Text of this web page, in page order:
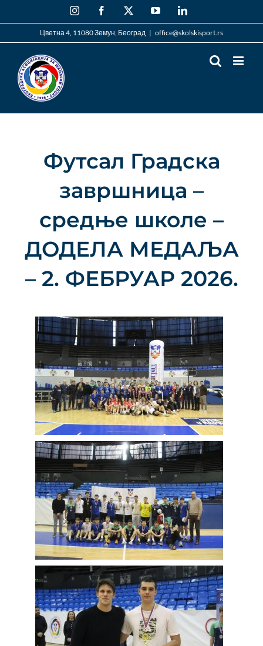
InstagramFacebook YouTubeLinkedIn
Цветна 4, 11080 Земун, Београд | office@skolskisport.rs
Футсал Градска
завршница –
средње школе –
ДОДЕЛА МЕДАЉА
– 2. ФЕБРУАР 2026.